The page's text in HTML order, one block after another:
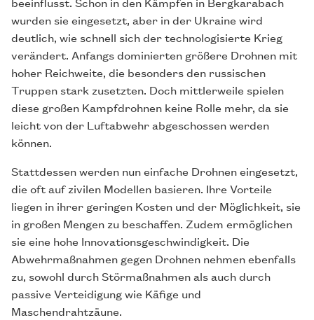
wurden sie eingesetzt, aber in der Ukraine wird
deutlich, wie schnell sich der technologisierte Krieg
verändert. Anfangs dominierten größere Drohnen mit
hoher Reichweite, die besonders den russischen
Truppen stark zusetzten. Doch mittlerweile spielen
diese großen Kampfdrohnen keine Rolle mehr, da sie
leicht von der Luftabwehr abgeschossen werden
können.
Stattdessen werden nun einfache Drohnen eingesetzt,
die oft auf zivilen Modellen basieren. Ihre Vorteile
liegen in ihrer geringen Kosten und der Möglichkeit, sie
in großen Mengen zu beschaffen. Zudem ermöglichen
sie eine hohe Innovationsgeschwindigkeit. Die
Abwehrmaßnahmen gegen Drohnen nehmen ebenfalls
zu, sowohl durch Störmaßnahmen als auch durch
passive Verteidigung wie Käfige und
Maschendrahtzäune.